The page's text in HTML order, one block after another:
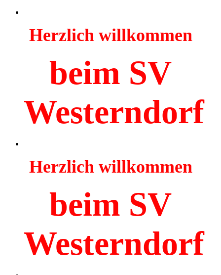
Herzlich willkommen
beim SV
Westerndorf
Herzlich willkommen
beim SV
Westerndorf